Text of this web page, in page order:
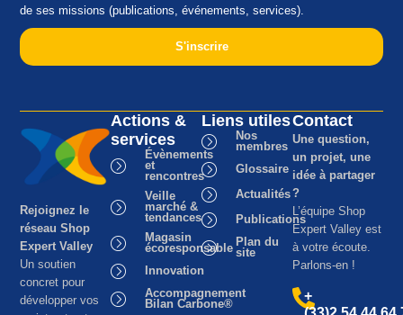
de ses missions (publications, événements, services).
S'inscrire
Rejoignez le
réseau Shop
Expert Valley
Un soutien
concret pour
développer vos
Actions &
services
Évènements
et
rencontres
Veille
marché &
tendances
Magasin
écoresponsable
Innovation
Accompagnement
Bilan Carbone®
Liens utiles
Nos
membres
Glossaire
Actualités
Publications
Plan du
site
Contact
Une question,
un projet, une
idée à partager
?
L’équipe Shop
Expert Valley est
à votre écoute.
Parlons-en !
+